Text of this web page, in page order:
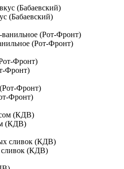
(Бабаевский)
(Рот-Фронт)
Фронт)
Фронт)
(КДВ)
сливок (КДВ)